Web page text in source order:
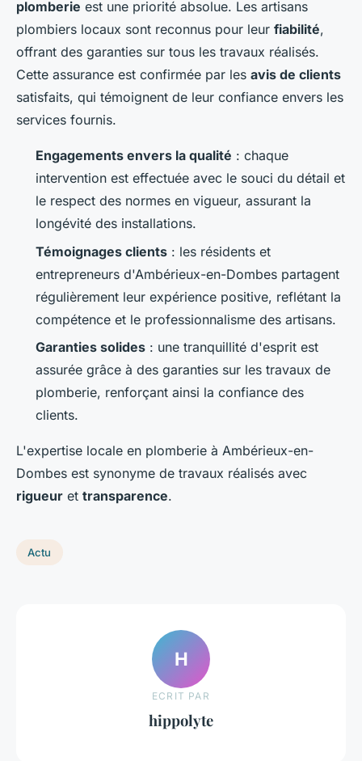
plomberie est une priorité absolue. Les artisans
plombiers locaux sont reconnus pour leur fiabilité,
offrant des garanties sur tous les travaux réalisés.
Cette assurance est confirmée par les avis de clients
satisfaits, qui témoignent de leur confiance envers les
services fournis.
Engagements envers la qualité : chaque
intervention est effectuée avec le souci du détail et
le respect des normes en vigueur, assurant la
longévité des installations.
Témoignages clients : les résidents et
entrepreneurs d'Ambérieux-en-Dombes partagent
régulièrement leur expérience positive, reflétant la
compétence et le professionnalisme des artisans.
Garanties solides : une tranquillité d'esprit est
assurée grâce à des garanties sur les travaux de
plomberie, renforçant ainsi la confiance des
clients.
L'expertise locale en plomberie à Ambérieux-en-
Dombes est synonyme de travaux réalisés avec
rigueur et transparence.
Actu
H
ECRIT PAR
hippolyte